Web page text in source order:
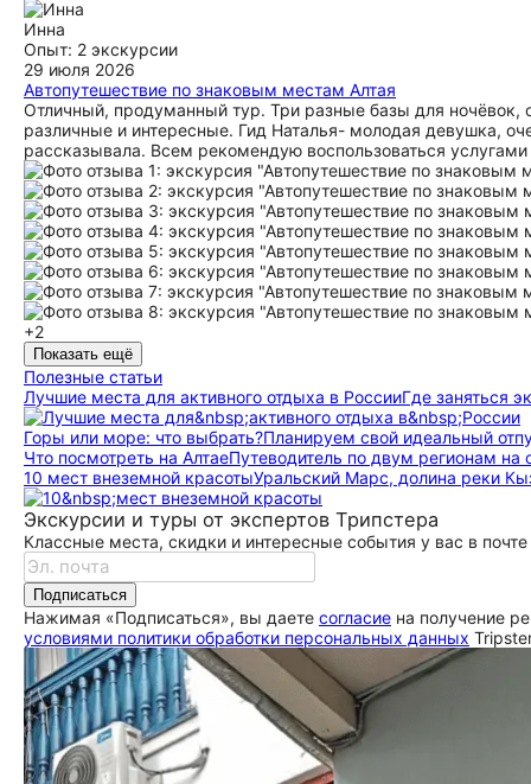
Инна
Опыт: 2 экскурсии
29 июля 2026
Автопутешествие по знаковым местам Алтая
Отличный, продуманный тур. Три разные базы для ночёвок,
различные и интересные. Гид Наталья- молодая девушка,
рассказывала. Всем рекомендую воспользоваться
+2
Показать ещё
Полезные статьи
Лучшие места для активного отдыха в РоссииГде заняться
Горы или море: что выбрать?Планируем свой идеальный
Что посмотреть на АлтаеПутеводитель по двум регионам на
10 мест внеземной красотыУральский Марс, долина реки
Экскурсии и туры от экспертов Трипстера
Классные места, скидки и интересные события у вас в почте
Подписаться
Нажимая «Подписаться», вы даете согласие на получение
условиями политики обработки персональных данных